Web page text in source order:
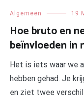
Algemeen 19
Hoe bruto en
beïnvloeden in
Het is iets waar we
hebben gehad. Je
en ziet twee